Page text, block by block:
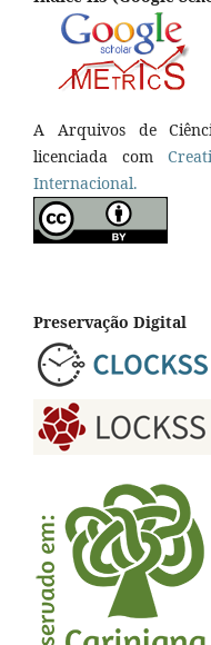
A Arquivos de
licenciada com
Internacional.
Preservação Digital